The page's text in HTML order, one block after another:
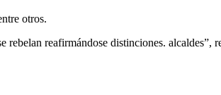
otros.
reafirmándose distinciones. alcaldes”,